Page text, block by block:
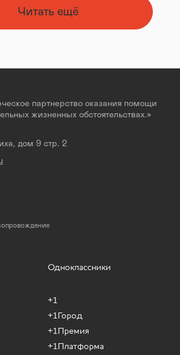
Читать ещё
партнерство оказания помощи
жизненных обстоятельствах.»
дом 9 стр. 2
Одноклассники
+1
+1Город
+1Премия
+1Платформа